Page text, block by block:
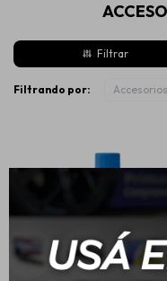
Filtrando por: Accesorios
Llantas
Lubricantes
Aditivos